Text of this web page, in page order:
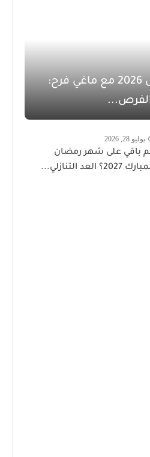
مفاجآت أغسطس 2026 مع ماغي فرح:
يوليو 28, 2026
باقي على شهر رمضان
2027؟ العد التنازلي...